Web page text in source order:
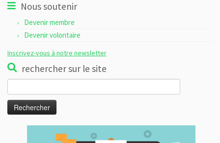
Nous soutenir
Devenir membre
Devenir volontaire
Inscrivez-vous à notre newsletter
rechercher sur le site